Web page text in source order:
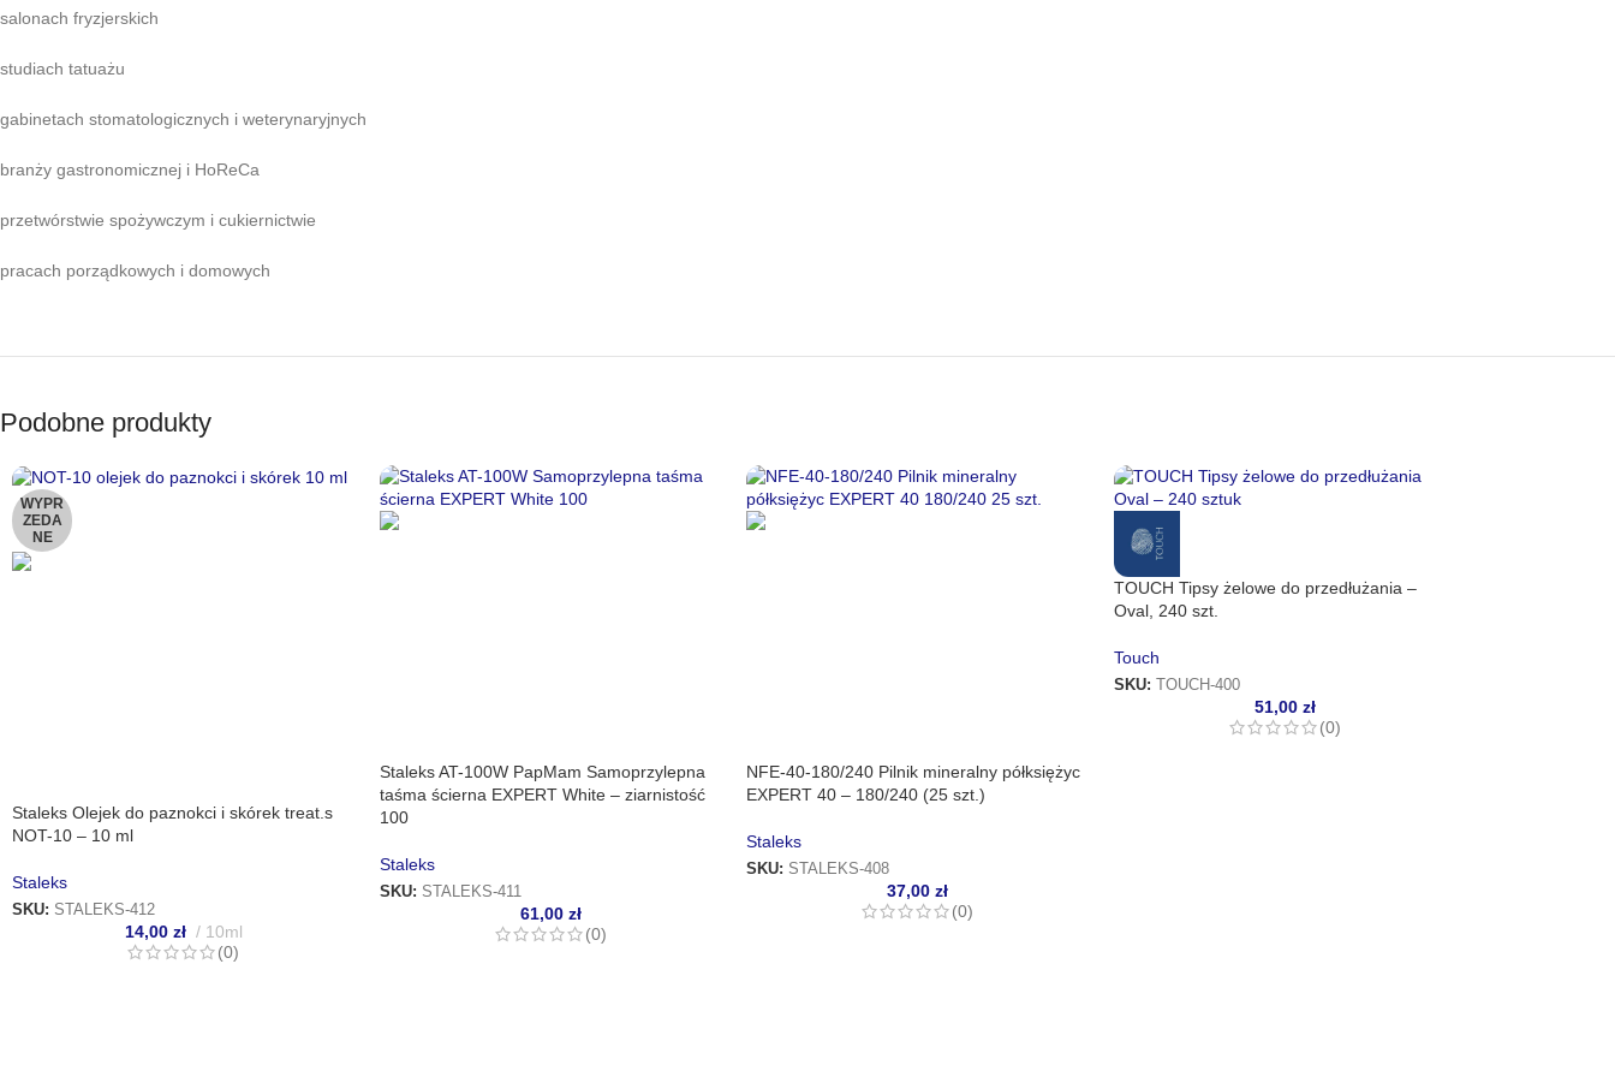
salonach fryzjerskich
studiach tatuażu
gabinetach stomatologicznych i weterynaryjnych
branży gastronomicznej i HoReCa
przetwórstwie spożywczym i cukiernictwie
pracach porządkowych i domowych
Podobne produkty
WYPR
ZEDA
NE
Staleks Olejek do paznokci i skórek treat.s
NOT-10 – 10 ml
Staleks
SKU: STALEKS-412
14,00 zł
10ml
(0)
Staleks AT-100W PapMam Samoprzylepna
taśma ścierna EXPERT White – ziarnistość
100
Staleks
SKU: STALEKS-411
61,00 zł
(0)
NFE-40-180/240 Pilnik mineralny półksiężyc
EXPERT 40 – 180/240 (25 szt.)
Staleks
SKU: STALEKS-408
37,00zł
(0)
TOUCH Tipsy żelowe do przedłużania –
Oval, 240 szt.
Touch
SKU: TOUCH-400
51,00 zł
(0)